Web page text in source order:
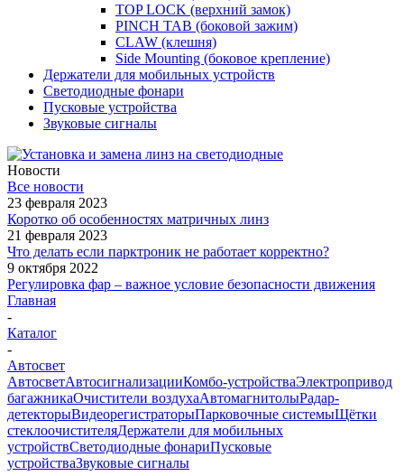
TOP LOCK (верхний замок)
PINCH TAB (боковой зажим)
CLAW (клешня)
Side Mounting (боковое крепление)
Держатели для мобильных устройств
Светодиодные фонари
Пусковые устройства
Звуковые сигналы
Новости
Все новости
23 февраля 2023
Коротко об особенностях матричных линз
21 февраля 2023
Что делать если парктроник не работает корректно?
9 октября 2022
Регулировка фар – важное условие безопасности движения
Главная
-
Каталог
-
Автосвет
АвтосветАвтосигнализацииКомбо-устройстваЭлектропривод
багажникаОчистители воздухаАвтомагнитолыРадар-
детекторыВидеорегистраторыПарковочные системыЩётки
стеклоочистителяДержатели для мобильных
устройствСветодиодные фонариПусковые
устройстваЗвуковые сигналы